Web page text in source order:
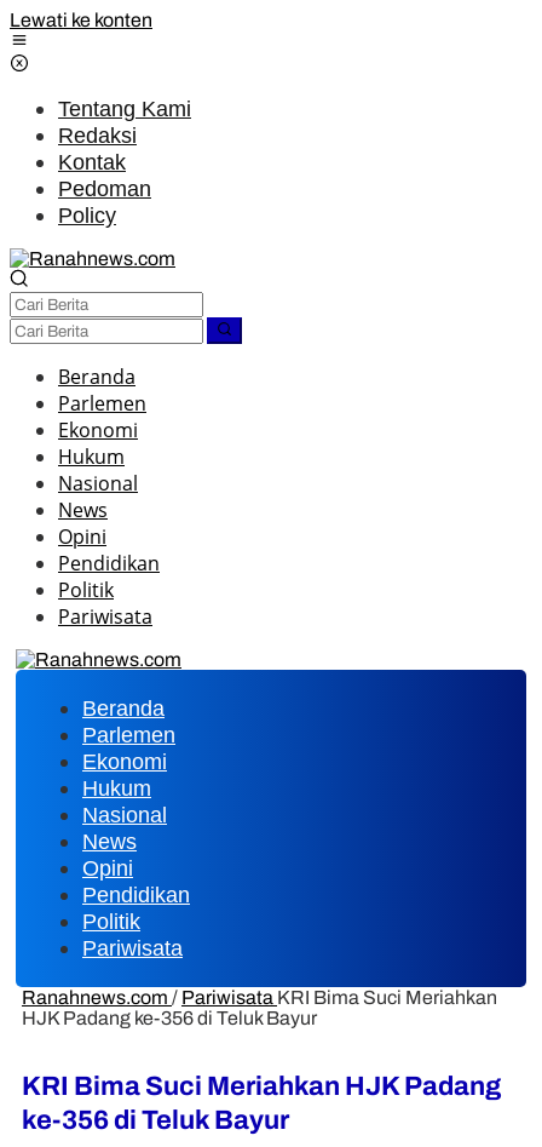
Lewati ke konten
Tentang Kami
Redaksi
Kontak
Pedoman
Policy
Beranda
Parlemen
Ekonomi
Hukum
Nasional
News
Opini
Pendidikan
Politik
Pariwisata
Beranda
Parlemen
Ekonomi
Hukum
Nasional
News
Opini
Pendidikan
Politik
Pariwisata
Ranahnews.com / Pariwisata KRI Bima Suci Meriahkan
HJK Padang ke-356 di Teluk Bayur
KRI Bima Suci Meriahkan HJK Padang
ke-356 di Teluk Bayur